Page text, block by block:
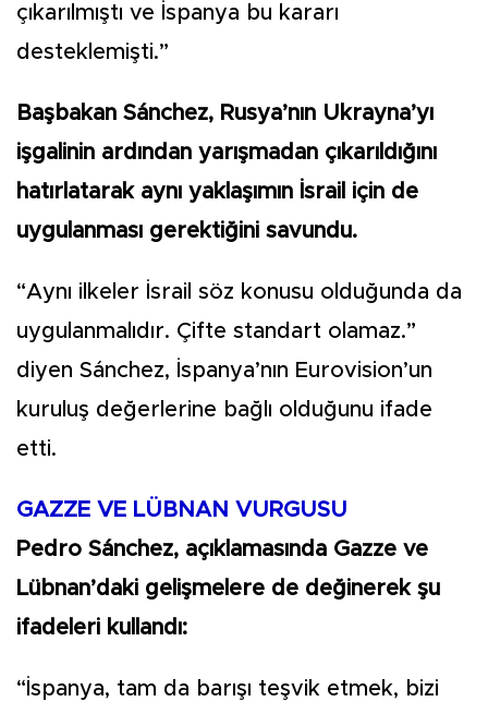
çıkarılmıştı ve İspanya bu kararı
desteklemişti.”
Başbakan Sánchez, Rusya’nın Ukrayna’yı
işgalinin ardından yarışmadan çıkarıldığını
hatırlatarak aynı yaklaşımın İsrail için de
uygulanması gerektiğini savundu.
“Aynı ilkeler İsrail söz konusu olduğunda da
uygulanmalıdır. Çifte standart olamaz.”
diyen Sánchez, İspanya’nın Eurovision’un
kuruluş değerlerine bağlı olduğunu ifade
etti.
GAZZE VE LÜBNAN VURGUSU
Pedro Sánchez, açıklamasında Gazze ve
Lübnan’daki gelişmelere de değinerek şu
ifadeleri kullandı:
“İspanya, tam da barışı teşvik etmek, bizi